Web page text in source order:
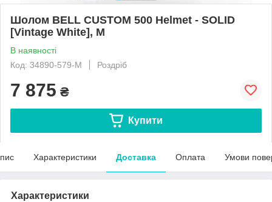
Шолом BELL CUSTOM 500 Helmet - SOLID
[Vintage White], M
В наявності
Код: 34890-579-M
Роздріб
7 875 ₴
Купити
Характеристики Доставка Оплата Умови
Характеристики